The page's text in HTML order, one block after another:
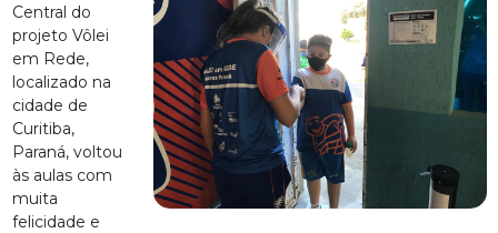
Central do
projeto Vôlei
em Rede,
localizado na
cidade de
Curitiba,
Paraná, voltou
às aulas com
muita
felicidade e